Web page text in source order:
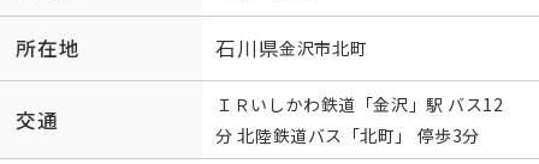
所在地 石川県金沢市北町
交通
ＩＲいしかわ鉄道 「金沢 」駅 バス12
分 北陸鉄道バス「北町」 停歩3分